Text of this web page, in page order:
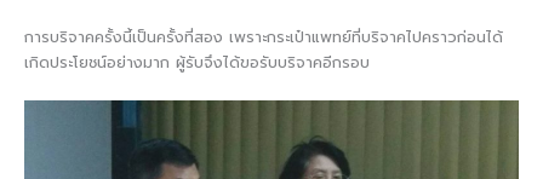
การบริจาคครั้งนี้เป็นครั้งที่สอง เพราะกระเป๋าแพทย์ที่บริจาคไปคราวก่อนได้
เกิดประโยชน์อย่างมาก ผู้รับจึงได้ขอรับบริจาคอีกรอบ